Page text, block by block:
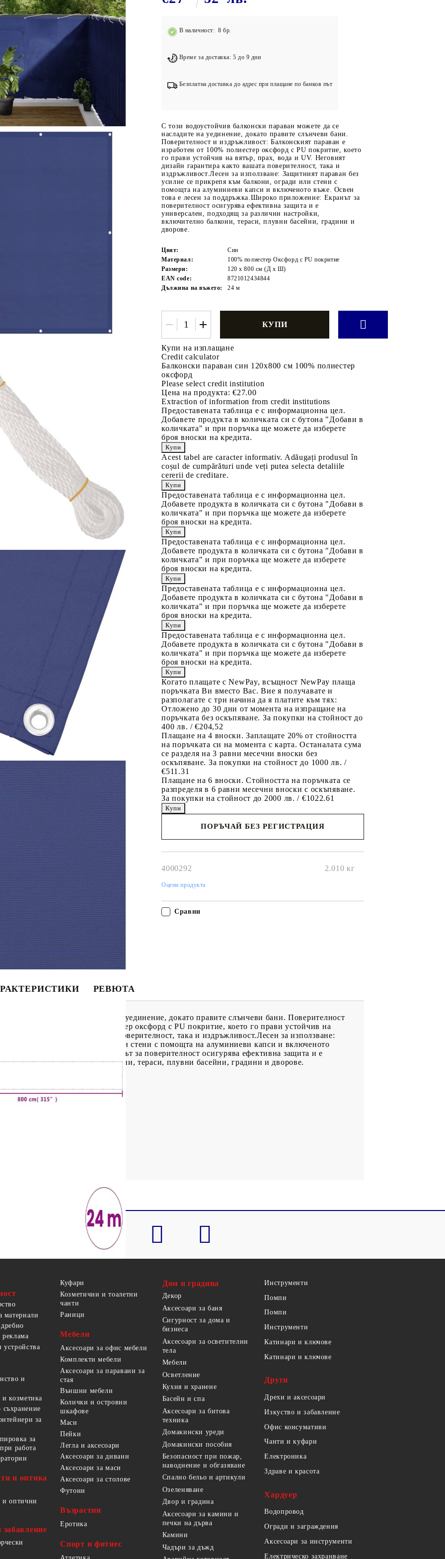
Подложки за фитнес уреди
Лостове за набиране
Йога и пилатес
В наличност: 8 бр.
Време за доставка: 5 до 9 дни
Безплатна доставка до адрес при плащане по банков път
С този водоустойчив балконски параван можете да се
насладите на уединение, докато правите слънчеви бани.
Поверителност и издръжливост: Балконският параван е
изработен от 100% полиестер оксфорд с PU покритие, което
го прави устойчив на вятър, прах, вода и UV. Неговият
дизайн гарантира както вашата поверителност, така и
издръжливост.Лесен за използване: Защитният параван без
усилие се прикрепя към балкони, огради или стени с
помощта на алуминиеви капси и включеното въже. Освен
това е лесен за поддръжка.Широко приложение: Екранът за
поверителност осигурява ефективна защита и е
универсален, подходящ за различни настройки,
включително балкони, тераси, плувни басейни, градини и
дворове.
Цвят:
Син
Материал:
100% полиестер Оксфорд с PU покритие
Размери:
120 x 800 см (Д x Ш)
EAN code:
8721012434844
Дължина на въжето:
24 м
Купи на изплащане
Credit calculator
Балконски параван син 120x800 см 100% полиестер
оксфорд
Please select credit institution
Цена на продукта: €27.00
Extraction of information from credit institutions
Предоставената таблица е с информационна цел.
Добавете продукта в количката си с бутона "Добави в
количката" и при поръчка ще можете да изберете
броя вноски на кредита.
Acest tabel are caracter informativ. Adăugați produsul în
coșul de cumpărături unde veți putea selecta detaliile
cererii de creditare.
Предоставената таблица е с информационна цел.
Добавете продукта в количката си с бутона "Добави в
количката" и при поръчка ще можете да изберете
броя вноски на кредита.
Предоставената таблица е с информационна цел.
Добавете продукта в количката си с бутона "Добави в
количката" и при поръчка ще можете да изберете
броя вноски на кредита.
Предоставената таблица е с информационна цел.
Добавете продукта в количката си с бутона "Добави в
количката" и при поръчка ще можете да изберете
броя вноски на кредита.
Предоставената таблица е с информационна цел.
Добавете продукта в количката си с бутона "Добави в
количката" и при поръчка ще можете да изберете
броя вноски на кредита.
Когато плащате с NewPay, всъщност NewPay плаща
поръчката Ви вместо Вас. Вие я получавате и
разполагате с три начина да я платите към тях:
Отложено до 30 дни от момента на изпращане на
поръчката без оскъпяване. За покупки на стойност до
400 лв. / €204,52
Плащане на 4 вноски. Заплащате 20% от стойността
на поръчката си на момента с карта. Останалата сума
се разделя на 3 равни месечни вноски без
оскъпяване. За покупки на стойност до 1000 лв. /
€511.31
Плащане на 6 вноски. Стойността на поръчката се
разпределя в 6 равни месечни вноски с оскъпяване.
За покупки на стойност до 2000 лв. / €1022.61
ПОРЪЧАЙ БЕЗ РЕГИСТРАЦИЯ
4000292 2.010 кг
Оцени продукта
Сравни
РЕВЮТА
можете да се насладите на уединение, докато правите слънчеви бани. Поверителност
е изработен от 100% полиестер оксфорд с PU покритие, което го прави устойчив на
гарантира както вашата поверителност, така и издръжливост.Лесен за използване:
към балкони, огради или стени с помощта на алуминиеви капси и включеното
приложение: Екранът за поверителност осигурява ефективна защита и е
настройки, включително балкони, тераси, плувни басейни, градини и дворове.
с PU покритие
материали
и
козметика
за
за
работа
и оптика
и оптични
забавление
Куфари
Козметични и тоалетни
чанти
Раници
Мебели
Аксесоари за офис мебели
Комплекти мебели
Аксесоари за паравани за
стая
Външни мебели
Колички и островни
шкафове
Маси
Пейки
Легла и аксесоари
Аксесоари за дивани
Аксесоари за маси
Аксесоари за столове
Футони
Възрастни
Еротика
Спорт и фитнес
Дом и градина
Декор
Аксесоари за баня
Сигурност за дома и
бизнеса
Аксесоари за осветителни
тела
Мебели
Осветление
Кухня и хранене
Басейн и спа
Аксесоари за битова
техника
Домакински уреди
Домакински пособия
Безопасност при пожар,
наводнение и обгазяване
Спално бельо и артикули
Озеленяване
Двор и градина
Аксесоари за камини и
печки на дърва
Камини
Чадъри за дъжд
Инструменти
Помпи
Помпи
Инструменти
Катинари и ключове
Катинари и ключове
Други
Дрехи и аксесоари
Изкуство и забавление
Офис консумативи
Чанти и куфари
Електроника
Здраве и красота
Хардуер
Водопровод
Огради и заграждения
Аксесоари за инструменти
Електрическо захранване